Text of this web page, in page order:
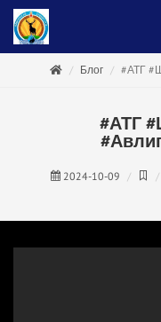
Блог #АТГ
#АТГ
2024-10-09